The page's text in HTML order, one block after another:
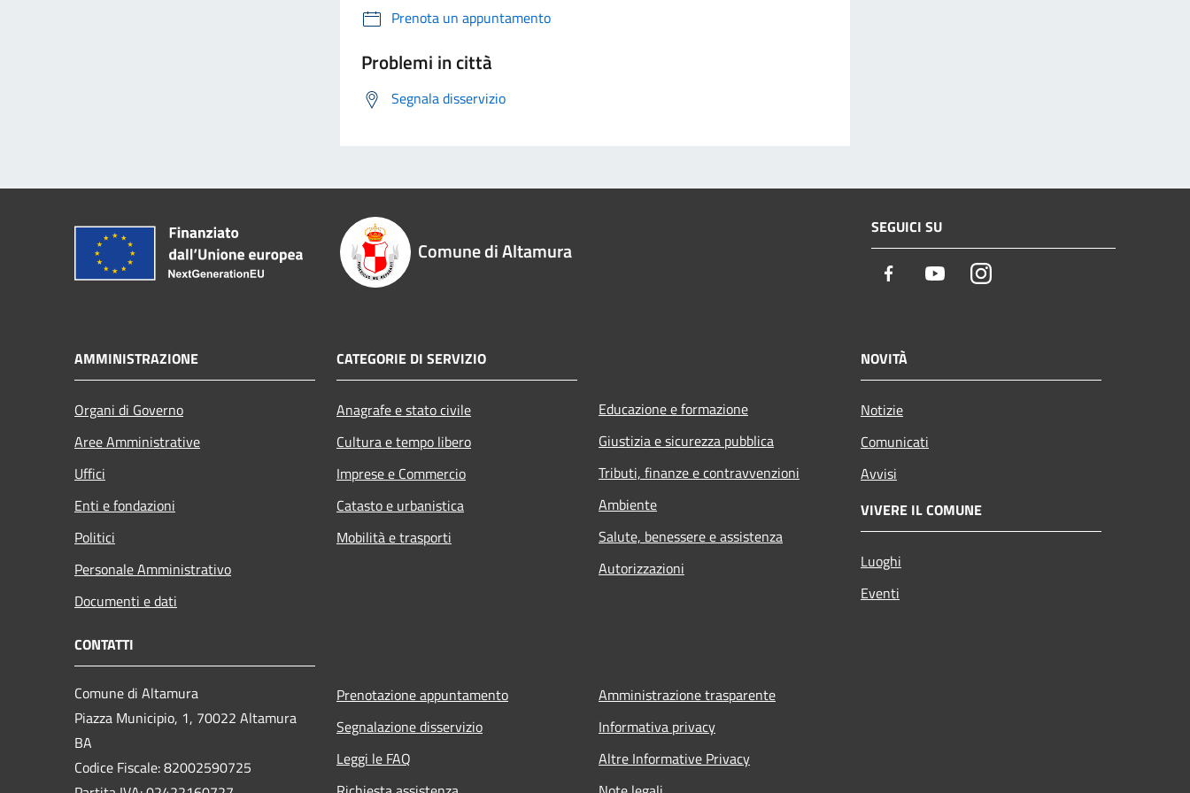
Prenota un appuntamento
Problemi in città
Segnala disservizio
Comune di Altamura
SEGUICI SU
Facebook YoutubeInstagram
AMMINISTRAZIONE
Organi di Governo
Aree Amministrative
Uffici
Enti e fondazioni
Politici
Personale Amministrativo
Documenti e dati
CATEGORIE DI SERVIZIO
Anagrafe e stato civile
Cultura e tempo libero
Imprese e Commercio
Catasto e urbanistica
Mobilità e trasporti
Educazione e formazione
Giustizia e sicurezza pubblica
Tributi, finanze e contravvenzioni
Ambiente
Salute, benessere e assistenza
Autorizzazioni
NOVITÀ
Notizie
Comunicati
Avvisi
VIVERE IL COMUNE
Luoghi
Eventi
CONTATTI
Comune di Altamura
Piazza Municipio, 1, 70022 Altamura
BA
Codice Fiscale: 82002590725
Prenotazione appuntamento
Segnalazione disservizio
Leggi le FAQ
Amministrazione trasparente
Informativa privacy
Altre Informative Privacy